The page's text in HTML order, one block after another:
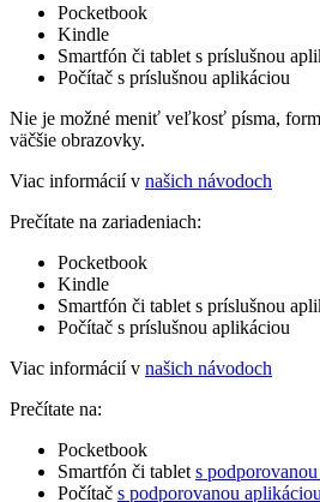
Pocketbook
Kindle
Smartfón či tablet s príslušnou
Počítač s príslušnou aplikáciou
Nie je možné meniť veľkosť písma,
väčšie obrazovky.
Viac informácií v našich návodoch
Prečítate na zariadeniach:
Pocketbook
Kindle
Smartfón či tablet s príslušnou
Počítač s príslušnou aplikáciou
Viac informácií v našich návodoch
Prečítate na:
Pocketbook
Smartfón či tablet s
Počítač s podporovanou aplikáciou